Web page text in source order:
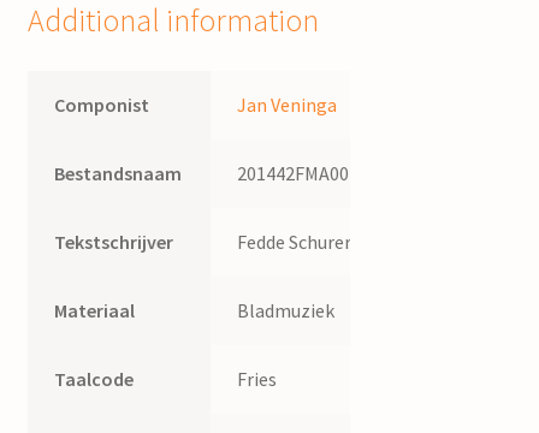
Additional information
Componist Jan Veninga
Bestandsnaam 201442FMA007
Tekstschrijver Fedde Schurer
Materiaal Bladmuziek
Taalcode Fries